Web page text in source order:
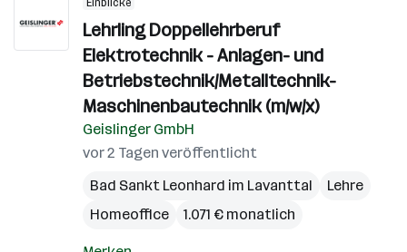
Einblicke
Lehrling Doppellehrberuf
Elektrotechnik - Anlagen- und
Betriebstechnik/Metalltechnik-
Maschinenbautechnik (m/w/x)
Geislinger GmbH
vor 2 Tagen veröffentlicht
Bad Sankt Leonhard im Lavanttal
Lehre
Homeoffice
1.071 € monatlich